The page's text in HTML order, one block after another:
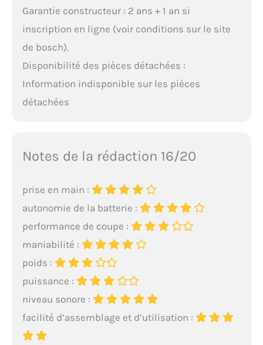
Garantie constructeur : 2 ans + 1 an si
inscription en ligne (voir conditions sur le site
de bosch).
Disponibilité des pièces détachées :
Information indisponible sur les pièces
détachées
Notes de la rédaction 16/20
prise en main :
autonomie de la batterie :
performance de coupe :
maniabilité :
poids :
puissance :
niveau sonore :
facilité d’assemblage et d’utilisation :